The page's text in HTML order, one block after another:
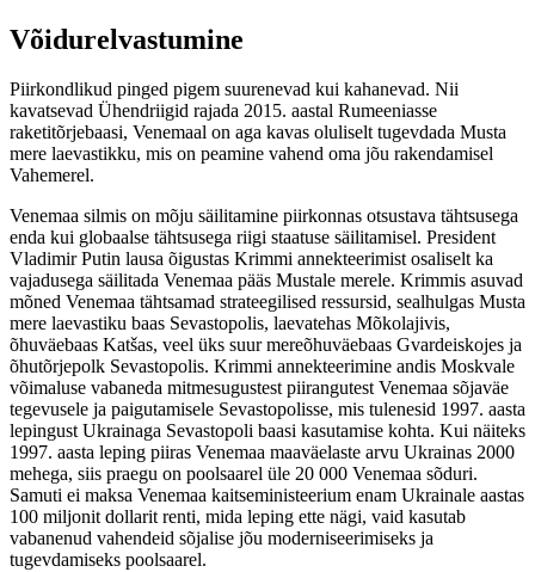
Võidurelvastumine
Piirkondlikud pinged pigem suurenevad kui kahanevad. Nii
kavatsevad Ühendriigid rajada 2015. aastal Rumeeniasse
raketitõrjebaasi, Venemaal on aga kavas oluliselt tugevdada Musta
mere laevastikku, mis on peamine vahend oma jõu rakendamisel
Vahemerel.
Venemaa silmis on mõju säilitamine piirkonnas otsustava tähtsusega
enda kui globaalse tähtsusega riigi staatuse säilitamisel. President
Vladimir Putin lausa õigustas Krimmi annekteerimist osaliselt ka
vajadusega säilitada Venemaa pääs Mustale merele. Krimmis asuvad
mõned Venemaa tähtsamad strateegilised ressursid, sealhulgas Musta
mere laevastiku baas Sevastopolis, laevatehas Mõkolajivis,
õhuväebaas Katšas, veel üks suur mereõhuväebaas Gvardeiskojes ja
õhutõrjepolk Sevastopolis. Krimmi annekteerimine andis Moskvale
võimaluse vabaneda mitmesugustest piirangutest Venemaa sõjaväe
tegevusele ja paigutamisele Sevastopolisse, mis tulenesid 1997. aasta
lepingust Ukrainaga Sevastopoli baasi kasutamise kohta. Kui näiteks
1997. aasta leping piiras Venemaa maaväelaste arvu Ukrainas 2000
mehega, siis praegu on poolsaarel üle 20 000 Venemaa sõduri.
Samuti ei maksa Venemaa kaitseministeerium enam Ukrainale aastas
100 miljonit dollarit renti, mida leping ette nägi, vaid kasutab
vabanenud vahendeid sõjalise jõu moderniseerimiseks ja
tugevdamiseks poolsaarel.